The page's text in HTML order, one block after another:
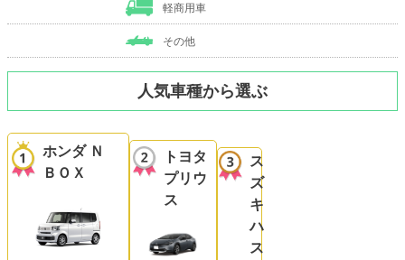
軽商用車
その他
人気車種から選ぶ
ホンダ Ｎ
ＢＯＸ
トヨタ
プリウ
ス
ス
ズ
キ
ハ
ス